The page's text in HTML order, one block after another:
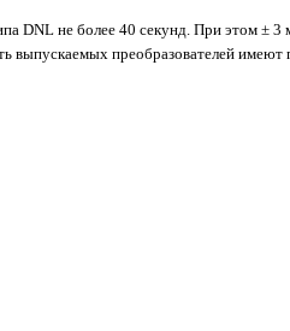
DNL не более 40 секунд. При этом ±
выпускаемых преобразователей